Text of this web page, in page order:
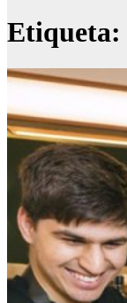
Etiqueta: